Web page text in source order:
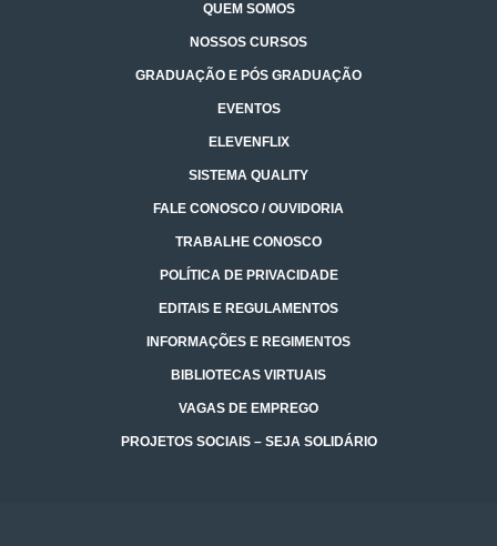
QUEM SOMOS
NOSSOS CURSOS
GRADUAÇÃO E PÓS GRADUAÇÃO
EVENTOS
ELEVENFLIX
SISTEMA QUALITY
FALE CONOSCO / OUVIDORIA
TRABALHE CONOSCO
POLÍTICA DE PRIVACIDADE
EDITAIS E REGULAMENTOS
INFORMAÇÕES E REGIMENTOS
BIBLIOTECAS VIRTUAIS
VAGAS DE EMPREGO
PROJETOS SOCIAIS – SEJA SOLIDÁRIO